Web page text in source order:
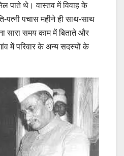
पाते थे। वास्तव में विवाह के
पत्नी पचास महीने ही साथ-साथ
सारा समय काम में बिताते और
में परिवार के अन्य सदस्यों के